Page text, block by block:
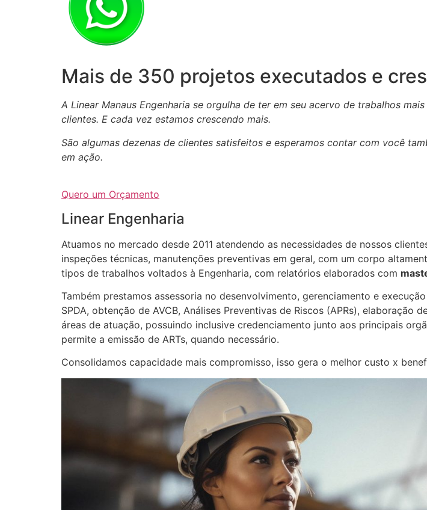
Mais de 350 projetos executados e
A Linear Manaus Engenharia se orgulha de ter em seu acervo de trabalhos
clientes. E cada vez estamos crescendo mais.
São algumas dezenas de clientes satisfeitos e esperamos contar com você
em ação.
Quero um Orçamento
Linear Engenharia
Atuamos no mercado desde 2011 atendendo as necessidades de nossos
inspeções técnicas, manutenções preventivas em geral, com um corpo
tipos de trabalhos voltados à Engenharia, com relatórios elaborados com
Também prestamos assessoria no desenvolvimento, gerenciamento e
SPDA, obtenção de AVCB, Análises Preventivas de Riscos (APRs),
áreas de atuação, possuindo inclusive credenciamento junto aos principais
permite a emissão de ARTs, quando necessário.
Consolidamos capacidade mais compromisso, isso gera o melhor custo x